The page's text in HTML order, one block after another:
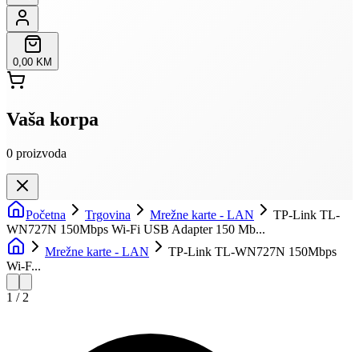
0,00 KM
Vaša korpa
0 proizvoda
Početna Trgovina Mrežne karte - LAN
TP-Link TL-
WN727N 150Mbps Wi-Fi USB Adapter 150 Mb...
Mrežne karte - LAN
TP-Link TL-WN727N 150Mbps
Wi-F...
1 / 2